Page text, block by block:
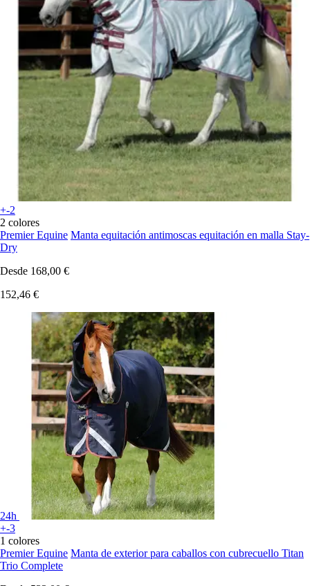
+-2
2 colores
Premier Equine Manta equitación antimoscas equitación en malla Stay-
Dry
Desde 168,00 €
152,46 €
24h
+-3
1 colores
Premier Equine Manta de exterior para caballos con cubrecuello Titan
Trio Complete